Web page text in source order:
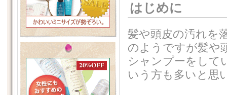
はじめに
髪や頭皮の汚れを
のようですが髪や
シャンプーをして
いう方も多いと思